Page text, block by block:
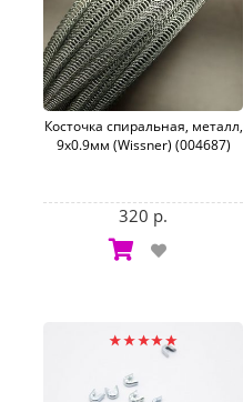
Косточка спиральная, металл,
9х0.9мм (Wissner) (004687)
320 р.